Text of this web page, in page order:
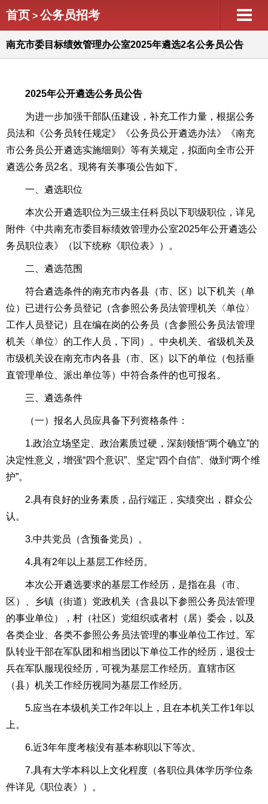
首页 > 公务员招考
南充市委目标绩效管理办公室2025年遴选2名公务员公告
2025年公开遴选公务员公告
为进一步加强干部队伍建设，补充工作力量，根据公务
员法和《公务员转任规定》《公务员公开遴选办法》《南充
市公务员公开遴选实施细则》等有关规定，拟面向全市公开
遴选公务员2名。现将有关事项公告如下。
一、遴选职位
本次公开遴选职位为三级主任科员以下职级职位，详见
附件《中共南充市委目标绩效管理办公室2025年公开遴选公
务员职位表》（以下统称《职位表》）。
二、遴选范围
符合遴选条件的南充市内各县（市、区）以下机关（单
位）已进行公务员登记（含参照公务员法管理机关〈单位〉
工作人员登记）且在编在岗的公务员（含参照公务员法管理
机关〈单位〉的工作人员，下同）。中央机关、省级机关及
市级机关设在南充市内各县（市、区）以下的单位（包括垂
直管理单位、派出单位等）中符合条件的也可报名。
三、遴选条件
（一）报名人员应具备下列资格条件：
1.政治立场坚定、政治素质过硬，深刻领悟“两个确立”的
决定性意义，增强“四个意识”、坚定“四个自信”、做到“两个维
护”。
2.具有良好的业务素质，品行端正，实绩突出，群众公
认。
3.中共党员（含预备党员）。
4.具有2年以上基层工作经历。
本次公开遴选要求的基层工作经历，是指在县（市、
区）、乡镇（街道）党政机关（含县以下参照公务员法管理
的事业单位），村（社区）党组织或者村（居）委会，以及
各类企业、各类不参照公务员法管理的事业单位工作过。军
队转业干部在军队团和相当团以下单位工作的经历，退役士
兵在军队服现役经历，可视为基层工作经历。直辖市区
（县）机关工作经历视同为基层工作经历。
5.应当在本级机关工作2年以上，且在本机关工作1年以
上。
6.近3年年度考核没有基本称职以下等次。
7.具有大学本科以上文化程度（各职位具体学历学位条
件详见《职位表》）。